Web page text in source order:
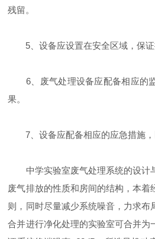
残留。
5、设备应设置在安全区域，保证
6、废气处理设备应配备相应的
果。
7、设备应配备相应的应急措施，
中学实验室废气处理系统的设计
废气排放的性质和房间的结构，本着
则，同时尽量减少系统噪音，力求布
合并进行净化处理的实验室可合并为